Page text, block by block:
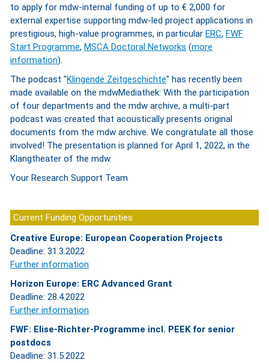
to apply for mdw-internal funding of up to € 2,000 for
external expertise supporting mdw-led project applications in
prestigious, high-value programmes, in particular ERC, FWF
Start Programme, MSCA Doctoral Networks (more
information).
The podcast "Klingende Zeitgeschichte" has recently been
made available on the mdwMediathek: With the participation
of four departments and the mdw archive, a multi-part
podcast was created that acoustically presents original
documents from the mdw archive. We congratulate all those
involved! The presentation is planned for April 1, 2022, in the
Klangtheater of the mdw.
Your Research Support Team
Current Funding Opportunities
Creative Europe: European Cooperation Projects
Deadline: 31.3.2022
Further information
Horizon Europe: ERC Advanced Grant
Deadline: 28.4.2022
Further information
FWF: Elise-Richter-Programme incl. PEEK for senior
postdocs
Deadline: 31.5.2022